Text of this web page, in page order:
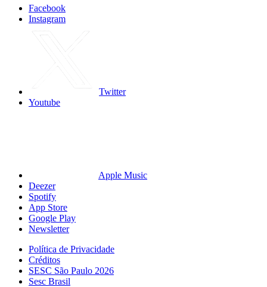
Facebook
Instagram
Twitter
Youtube
Apple Music
Deezer
Spotify
App Store
Google Play
Newsletter
Política de Privacidade
Créditos
SESC São Paulo 2026
Sesc Brasil